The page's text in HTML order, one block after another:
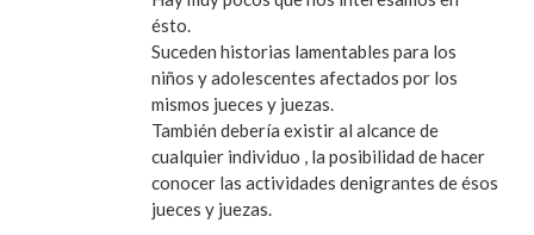
ésto.
Suceden historias lamentables para los
niños y adolescentes afectados por los
mismos jueces y juezas.
También debería existir al alcance de
cualquier individuo , la posibilidad de hacer
conocer las actividades denigrantes de ésos
jueces y juezas.